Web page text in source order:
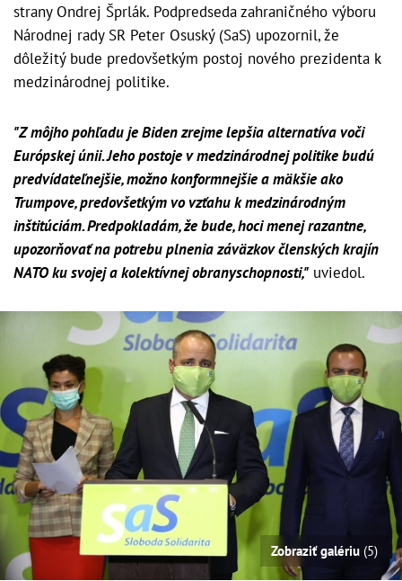
strany Ondrej Šprlák. Podpredseda zahraničného výboru
Národnej rady SR Peter Osuský (SaS) upozornil, že
dôležitý bude predovšetkým postoj nového prezidenta k
medzinárodnej politike.
"Z môjho pohľadu je Biden zrejme lepšia alternatíva voči
Európskej únii. Jeho postoje v medzinárodnej politike budú
predvídateľnejšie, možno konformnejšie a mäkšie ako
Trumpove, predovšetkým vo vzťahu k medzinárodným
inštitúciám. Predpokladám, že bude, hoci menej razantne,
upozorňovať na potrebu plnenia záväzkov členských krajín
NATO ku svojej a kolektívnej obranyschopnosti," uviedol.
Zobraziť galériu (5)